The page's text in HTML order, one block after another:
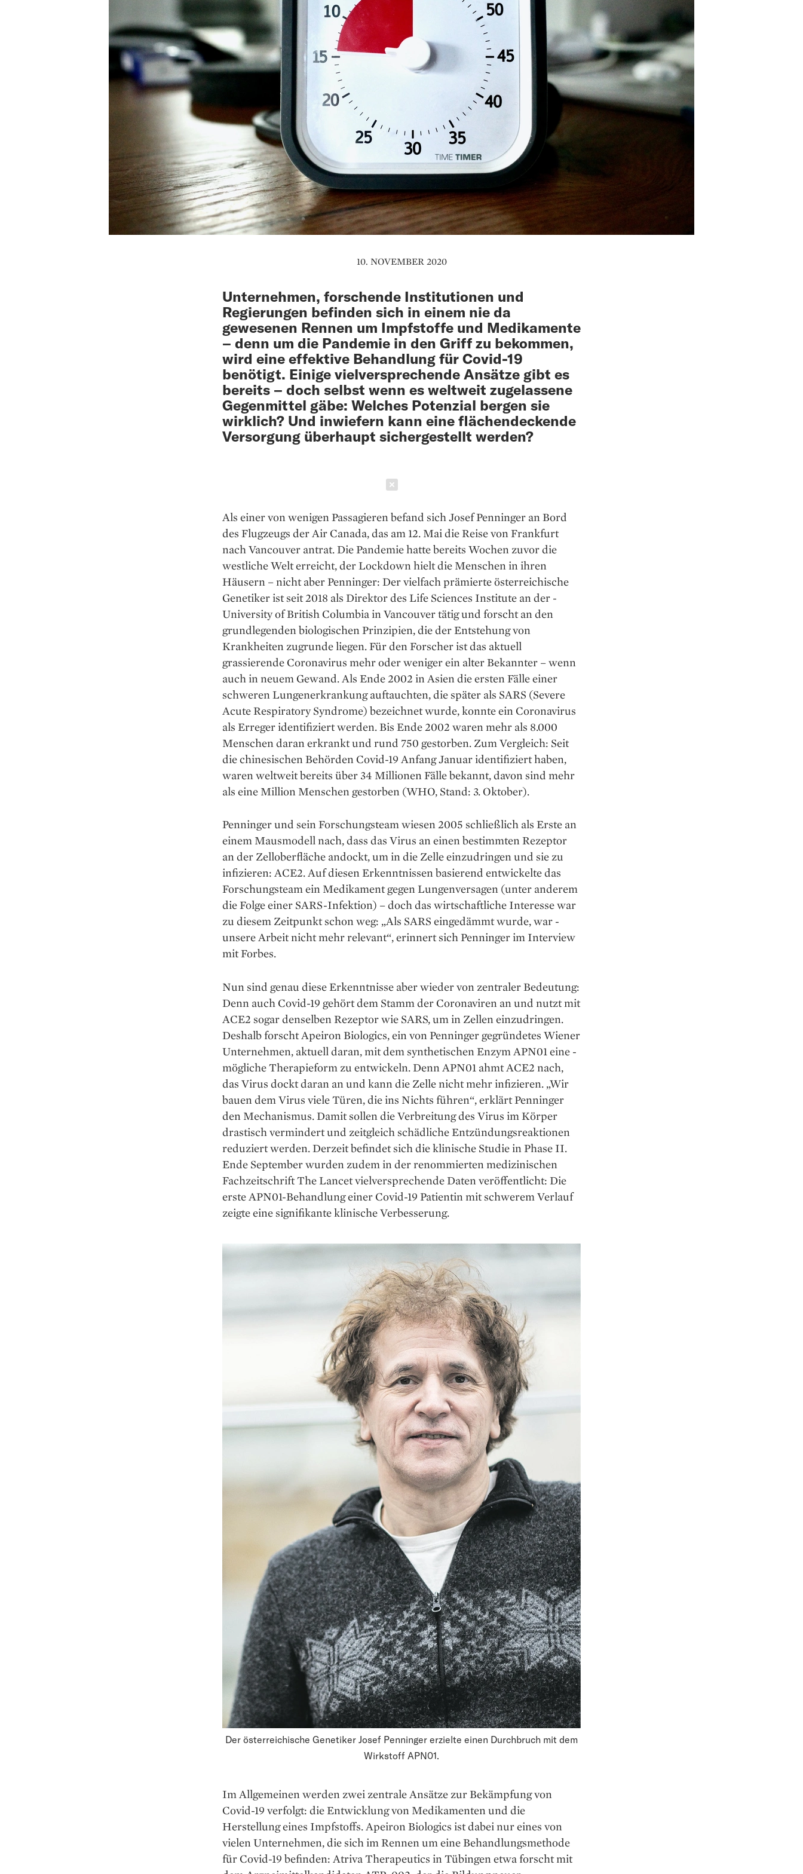
10. NOVEMBER 2020
Unternehmen, forschende Institutionen und
Regierungen befinden sich in einem nie da
gewesenen Rennen um Impfstoffe und Medikamente
– denn um die Pandemie in den Griff zu bekommen,
wird eine effektive Behandlung für Covid-19
benötigt. Einige vielversprechende Ansätze gibt es
bereits – doch selbst wenn es weltweit zugelassene
Gegenmittel gäbe: Welches Potenzial bergen sie
wirklich? Und inwiefern kann eine flächendeckende
Versorgung überhaupt sichergestellt werden?
Als einer von wenigen Passagieren befand sich Josef Penninger an Bord
des Flugzeugs der Air Canada, das am 12. Mai die Reise von Frankfurt
nach Vancouver antrat. Die Pandemie hatte bereits Wochen zuvor die
westliche Welt erreicht, der Lockdown hielt die Menschen in ihren
Häusern – nicht aber Penninger: Der vielfach prämierte österreichische
Genetiker ist seit 2018 als Direktor des Life Sciences Institute an der ­
University of British Columbia in Vancouver tätig und forscht an den
grundlegenden biologischen Prinzipien, die der Entstehung von
Krankheiten zugrunde liegen. Für den Forscher ist das ­aktuell
grassierende Coronavirus mehr oder ­weniger ein alter Bekannter – wenn
auch in neuem Gewand. Als Ende 2002 in ­Asien die ersten Fälle einer
schweren Lungen­erkrankung ­auftauchten, die ­später als SARS (Severe
Acute ­Respiratory ­Syndrome) bezeichnet wurde, konnte ein Coronavirus
als ­Erreger identifiziert werden. Bis Ende 2002 ­waren mehr als 8.000
Menschen daran erkrankt und rund 750 gestorben. Zum Vergleich: Seit
die chinesischen Behörden Covid-19 Anfang Januar identifiziert haben,
waren weltweit bereits über 34 Millionen ­Fälle bekannt, davon sind mehr
als eine Million Menschen gestorben (WHO, Stand: 3. Oktober).
Penninger und sein Forschungsteam wiesen 2005 schließlich als ­Erste an
einem Mausmodell nach, dass das Virus an einen bestimmten Rezeptor
an der Zelloberfläche andockt, um in die Zelle einzudringen und sie zu
infizieren: ACE2. Auf diesen Erkenntnissen ­basierend entwickelte das
Forschungsteam ein Medikament gegen Lungenversagen (unter anderem
die Folge einer SARS-Infektion) – doch das wirtschaftliche Interesse war
zu diesem Zeitpunkt schon weg: „Als SARS eingedämmt ­wurde, war ­
unsere Arbeit nicht mehr relevant“, erinnert sich Penninger im Interview
mit Forbes.
Nun sind genau diese Erkennt­nisse aber wieder von zentraler Bedeutung:
Denn auch Covid-19 gehört dem Stamm der Coronaviren an und nutzt mit
ACE2 sogar denselben Rezeptor wie SARS, um in Zellen einzudringen.
Deshalb forscht Apeiron Biologics, ein von Penninger gegründetes Wiener
Unternehmen, aktuell daran, mit dem synthetischen Enzym APN01 eine ­
mögliche Therapie­form zu entwickeln. Denn APN01 ahmt ACE2 nach,
das Virus dockt daran an und kann die Zelle nicht mehr infizieren. „Wir
bauen dem Virus ­viele Türen, die ins Nichts führen“, erklärt Penninger
den Mechanismus. ­Damit ­sollen die Verbreitung des Virus im ­Körper
drastisch vermindert und zeitgleich schädliche ­Entzündungsreaktionen
reduziert werden. Derzeit befindet sich die klinische Studie in ­Phase II.
Ende September wurden zudem in der renommierten medizinischen
Fachzeitschrift The Lancet vielversprechende Daten veröffentlicht: Die
erste APN01-Behandlung einer Covid-19 Patientin mit schwerem Verlauf
zeigte eine signifikante klinische Verbesserung.
Der österreichische Genetiker Josef Penninger erzielte einen Durchbruch mit dem
Wirkstoff APN01.
Im Allgemeinen werden zwei zentrale Ansätze zur Bekämpfung von
Covid-19 verfolgt: die Entwicklung von Medikamenten und die
Herstellung eines Impfstoffs. Apeiron Biologics ist dabei nur eines von
vielen Unternehmen, die sich im Rennen um eine Behandlungsmethode
für Covid-19 befinden: Atriva Therapeutics in Tübingen etwa forscht mit